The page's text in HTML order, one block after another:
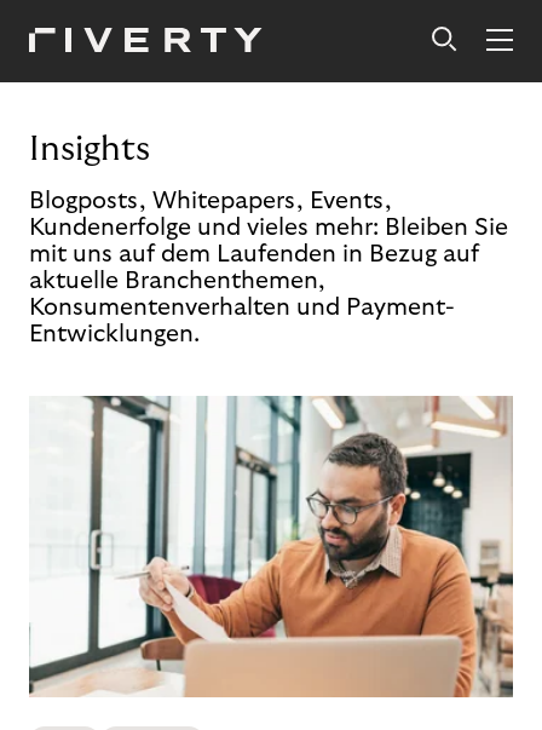
Insights
Blogposts, Whitepapers, Events,
Kundenerfolge und vieles mehr: Bleiben Sie
mit uns auf dem Laufenden in Bezug auf
aktuelle Branchenthemen,
Konsumentenverhalten und Payment-
Entwicklungen.